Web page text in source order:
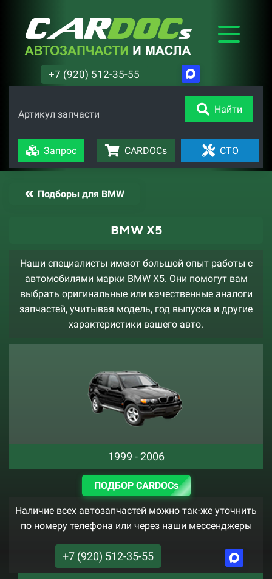
+7 (920) 512-35-55
Артикул запчасти Найти
Запрос CARDOCs СТО
Подборы для BMW
BMW X5
Наши специалисты имеют большой опыт работы с
автомобилями марки BMW X5. Они помогут вам
выбрать оригинальные или качественные аналоги
запчастей, учитывая модель, год выпуска и другие
характеристики вашего авто.
1999 - 2006
ПОДБОР CARDOCs
Наличие всех автозапчастей можно так-же уточнить
по номеру телефона или через наши мессенджеры
+7 (920) 512-35-55